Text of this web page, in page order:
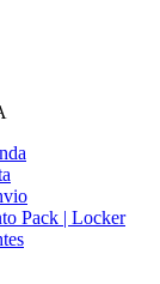
Pack | Locker